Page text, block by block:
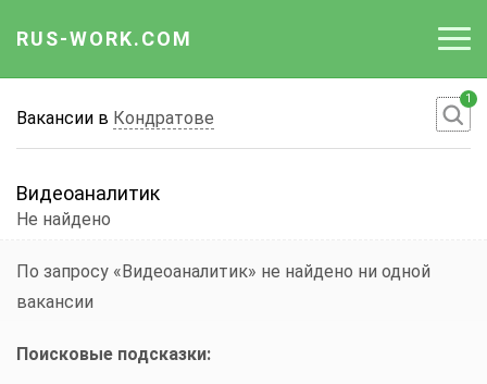
RUS-WORK.COM
Вакансии
Отрасли
Работодателю
Вакансии в Кондратове
1
Видеоаналитик
Не найдено
По запросу «Видеоаналитик» не найдено ни одной
вакансии
Поисковые подсказки: